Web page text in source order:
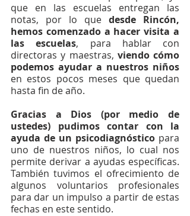
que en las escuelas entregan las
notas, por lo que desde Rincón,
hemos comenzado a hacer visita a
las escuelas, para hablar con
directoras y maestras, viendo cómo
podemos ayudar a nuestros niños
en estos pocos meses que quedan
hasta fin de año.
Gracias a Dios (por medio de
ustedes) pudimos contar con la
ayuda de un psicodiagnóstico para
uno de nuestros niños, lo cual nos
permite derivar a ayudas específicas.
También tuvimos el ofrecimiento de
algunos voluntarios profesionales
para dar un impulso a partir de estas
fechas en este sentido.